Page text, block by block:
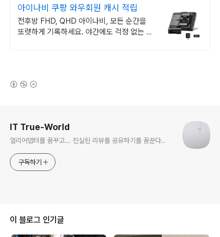
아이나비 쿠팡 와우회원 캐시 적립
전후방 FHD, QHD 아이나비, 모든 순간을
또렷하게 기록하세요. 야간에도 걱정 없는 선
IT True-World
얼리어댑터를 꿈꾸고... 진실된 리뷰를 공유하기를 꿈꾼다..
구독하기
이 블로그 인기글